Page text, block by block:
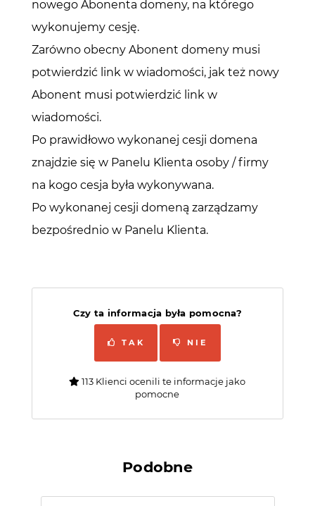
nowego Abonenta domeny, na którego
wykonujemy cesję.
Zarówno obecny Abonent domeny musi
potwierdzić link w wiadomości, jak też nowy
Abonent musi potwierdzić link w
wiadomości.
Po prawidłowo wykonanej cesji domena
znajdzie się w Panelu Klienta osoby / firmy
na kogo cesja była wykonywana.
Po wykonanej cesji domeną zarządzamy
bezpośrednio w Panelu Klienta.
Czy ta informacja była pomocna?
TAK NIE
113 Klienci ocenili te informacje jako
pomocne
Podobne